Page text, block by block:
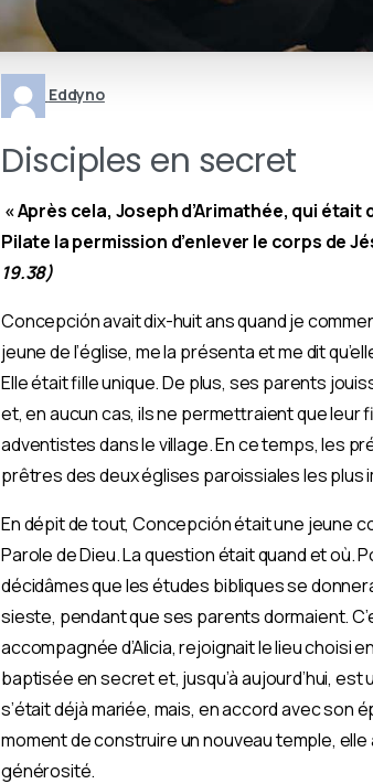
Eddyno
Disciples en secret
« Après cela, Joseph d’Arimathée, qui
Pilate la permission d’enlever le corps de
19.38)
Concepción avait dix-huit ans quand je
jeune de l’église, me la présenta et me dit
Elle était fille unique. De plus, ses parents
et, en aucun cas, ils ne permettraient que leur
adventistes dans le village. En ce temps, les
prêtres des deux églises paroissiales les plus
En dépit de tout, Concepción était une jeune
Parole de Dieu. La question était quand et où.
décidâmes que les études bibliques se
sieste, pendant que ses parents dormaient.
accompagnée d’Alicia, rejoignait le lieu choisi
baptisée en secret et, jusqu’à aujourd’hui, est
s’était déjà mariée, mais, en accord avec son
moment de construire un nouveau temple, elle
générosité.